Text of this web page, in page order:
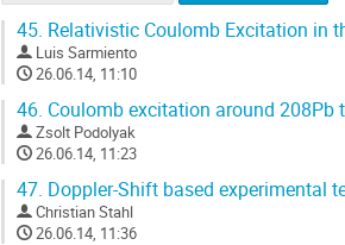
45. Relativistic Coulomb Excitation in
Luis Sarmiento
26.06.14, 11:10
46. Coulomb excitation around 208Pb
Zsolt Podolyak
26.06.14, 11:23
47. Doppler-Shift based experimental
Christian Stahl
26.06.14, 11:36